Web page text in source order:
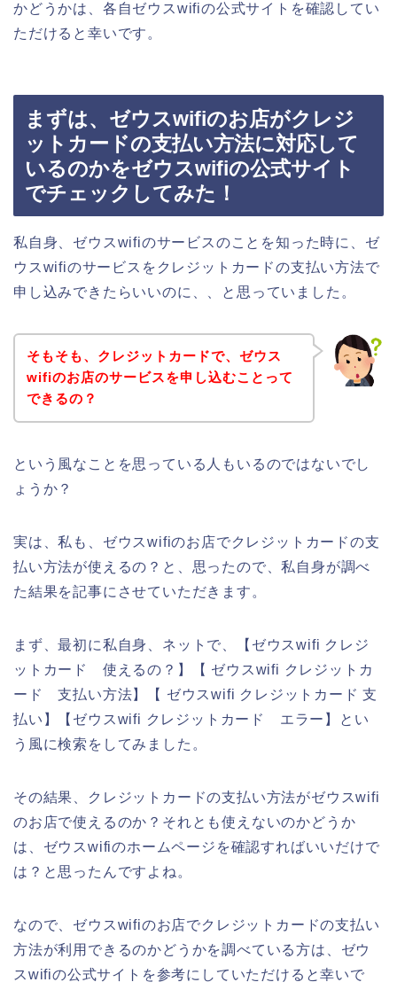
かどうかは、各自ゼウスwifiの公式サイトを確認してい
ただけると幸いです。
まずは、ゼウスwifiのお店がクレジ
ットカードの支払い方法に対応して
いるのかをゼウスwifiの公式サイト
でチェックしてみた！
私自身、ゼウスwifiのサービスのことを知った時に、ゼ
ウスwifiのサービスをクレジットカードの支払い方法で
申し込みできたらいいのに、、と思っていました。
そもそも、クレジットカードで、ゼウス
wifiのお店のサービスを申し込むことって
できるの？
という風なことを思っている人もいるのではないでし
ょうか？
実は、私も、ゼウスwifiのお店でクレジットカードの支
払い方法が使えるの？と、思ったので、私自身が調べ
た結果を記事にさせていただきます。
まず、最初に私自身、ネットで、【ゼウスwifi クレジ
ットカード 使えるの？】【 ゼウスwifi クレジットカ
ード 支払い方法】【 ゼウスwifi クレジットカード 支
払い】【ゼウスwifi クレジットカード エラー】とい
う風に検索をしてみました。
その結果、クレジットカードの支払い方法がゼウスwifi
のお店で使えるのか？それとも使えないのかどうか
は、ゼウスwifiのホームページを確認すればいいだけで
は？と思ったんですよね。
なので、ゼウスwifiのお店でクレジットカードの支払い
方法が利用できるのかどうかを調べている方は、ゼウ
スwifiの公式サイトを参考にしていただけると幸いで